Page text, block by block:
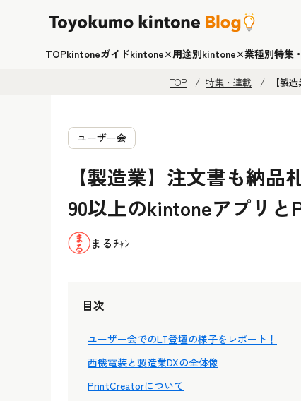
TOPkintoneガイドkintone×用途別kintone×業種別特集
TOP 特集・連載 【製
ユーザー会
【製造業】注文書も納品
90以上のkintoneアプリ
まるﾁｬﾝ
目次
ユーザー会でのLT登壇の様子をレポート！
西機電装と製造業DXの全体像
PrintCreatorについて